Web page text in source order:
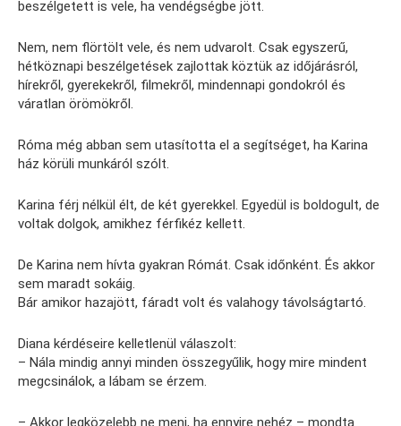
beszélgetett is vele, ha vendégségbe jött.
Nem, nem flörtölt vele, és nem udvarolt. Csak egyszerű,
hétköznapi beszélgetések zajlottak köztük az időjárásról,
hírekről, gyerekekről, filmekről, mindennapi gondokról és
váratlan örömökről.
Róma még abban sem utasította el a segítséget, ha Karina
ház körüli munkáról szólt.
Karina férj nélkül élt, de két gyerekkel. Egyedül is boldogult, de
voltak dolgok, amikhez férfikéz kellett.
De Karina nem hívta gyakran Rómát. Csak időnként. És akkor
sem maradt sokáig.
Bár amikor hazajött, fáradt volt és valahogy távolságtartó.
Diana kérdéseire kelletlenül válaszolt:
– Nála mindig annyi minden összegyűlik, hogy mire mindent
megcsinálok, a lábam se érzem.
– Akkor legközelebb ne menj, ha ennyire nehéz – mondta